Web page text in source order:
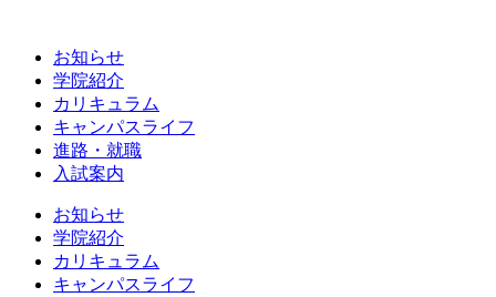
お知らせ
学院紹介
カリキュラム
キャンパスライフ
進路・就職
入試案内
お知らせ
学院紹介
カリキュラム
キャンパスライフ